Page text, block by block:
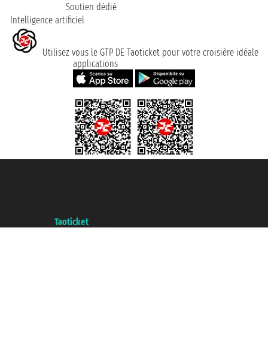
Soutien dédié
Intelligence artificiel
Utilisez vous le GTP DE Taoticket pour votre croisière idéale
applications
Taoticket